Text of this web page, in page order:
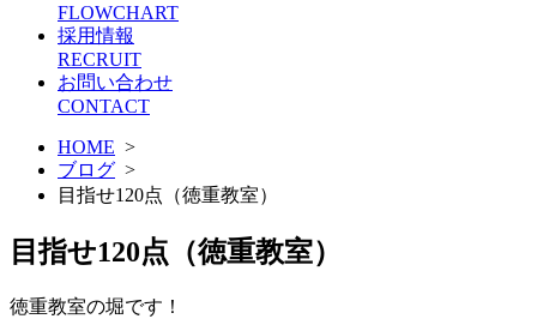
FLOWCHART
採用情報
RECRUIT
お問い合わせ
CONTACT
HOME >
ブログ >
目指せ120点（徳重教室）
目指せ120点（徳重教室）
徳重教室の堀です！